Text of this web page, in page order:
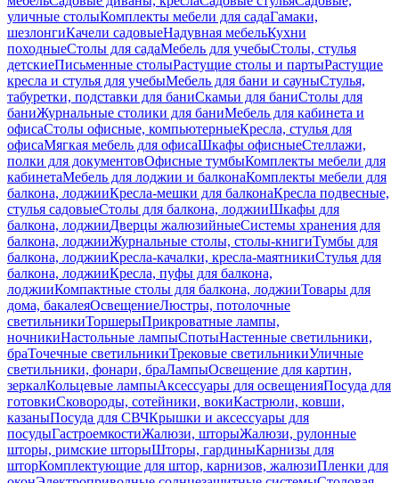
уличные столыКомплекты мебели для садаГамаки,
шезлонгиКачели садовыеНадувная мебельКухни
походныеСтолы для садаМебель для учебыСтолы, стулья
детскиеПисьменные столыРастущие столы и партыРастущие
кресла и стулья для учебыМебель для бани и сауныСтулья,
табуретки, подставки для баниСкамьи для баниСтолы для
баниЖурнальные столики для баниМебель для кабинета и
офисаСтолы офисные, компьютерныеКресла, стулья для
офисаМягкая мебель для офисаШкафы офисныеСтеллажи,
полки для документовОфисные тумбыКомплекты мебели для
кабинетаМебель для лоджии и балконаКомплекты мебели для
балкона, лоджииКресла-мешки для балконаКресла подвесные,
стулья садовыеСтолы для балкона, лоджииШкафы для
балкона, лоджииДверцы жалюзийныеСистемы хранения для
балкона, лоджииЖурнальные столы, столы-книгиТумбы для
балкона, лоджииКресла-качалки, кресла-маятникиСтулья для
балкона, лоджииКресла, пуфы для балкона,
лоджииКомпактные столы для балкона, лоджииТовары для
дома, бакалеяОсвещениеЛюстры, потолочные
светильникиТоршерыПрикроватные лампы,
ночникиНастольные лампыСпотыНастенные светильники,
браТочечные светильникиТрековые светильникиУличные
светильники, фонари, браЛампыОсвещение для картин,
зеркалКольцевые лампыАксессуары для освещенияПосуда для
готовкиСковороды, сотейники, вокиКастрюли, ковши,
казаныПосуда для СВЧКрышки и аксессуары для
посудыГастроемкостиЖалюзи, шторыЖалюзи, рулонные
шторы, римские шторыШторы, гардиныКарнизы для
шторКомплектующие для штор, карнизов, жалюзиПленки для